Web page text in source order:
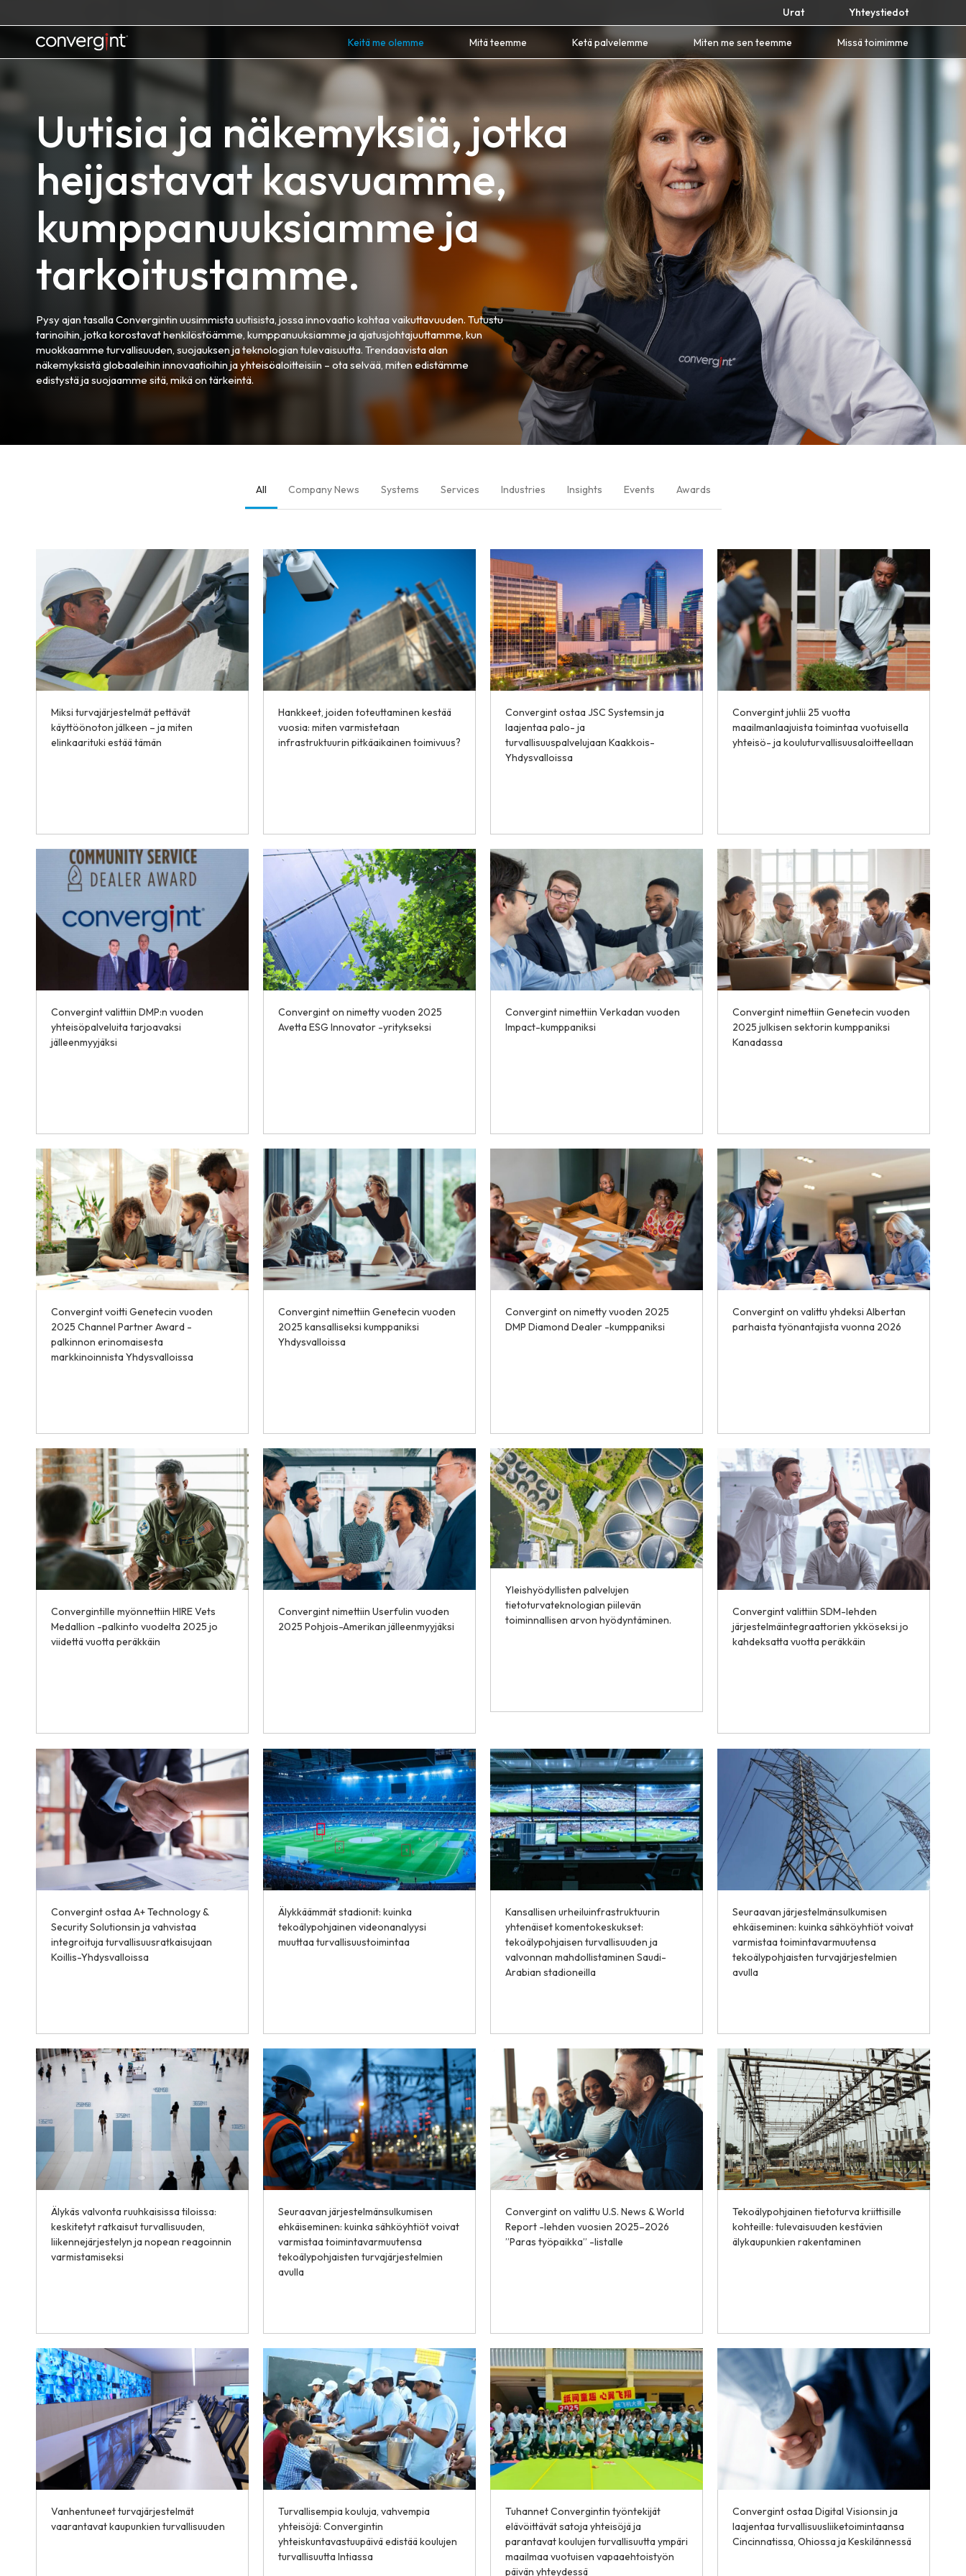
to
Urat Yhteystiedot
Home Keitä me olemme Mitä teemme Ketä palvelemme Miten me sen teemme Missä toimimme
Uutisia ja näkemyksiä, jotka
heijastavat kasvuamme,
kumppanuuksiamme ja
tarkoitustamme.
Pysy ajan tasalla Convergintin uusimmista uutisista, jossa innovaatio kohtaa vaikuttavuuden. Tutustu
tarinoihin, jotka korostavat henkilöstöämme, kumppanuuksiamme ja ajatusjohtajuuttamme, kun
muokkaamme turvallisuuden, suojauksen ja teknologian tulevaisuutta. Trendaavista alan
näkemyksistä globaaleihin innovaatioihin ja yhteisöaloitteisiin – ota selvää, miten edistämme
edistystä ja suojaamme sitä, mikä on tärkeintä.
All Company News Systems Services Industries Insights Events Awards
Miksi turvajärjestelmät pettävät
käyttöönoton jälkeen – ja miten
elinkaarituki estää tämän
Hankkeet, joiden toteuttaminen kestää
vuosia: miten varmistetaan
infrastruktuurin pitkäaikainen toimivuus?
Convergint ostaa JSC Systemsin ja
laajentaa palo- ja
turvallisuuspalvelujaan Kaakkois-
Yhdysvalloissa
Convergint juhlii 25 vuotta
maailmanlaajuista toimintaa vuotuisella
yhteisö- ja kouluturvallisuusaloitteellaan
Convergint valittiin DMP:n vuoden
yhteisöpalveluita tarjoavaksi
jälleenmyyjäksi
Convergint on nimetty vuoden 2025
Avetta ESG Innovator -yritykseksi
Convergint nimettiin Verkadan vuoden
Impact-kumppaniksi
Convergint nimettiin Genetecin vuoden
2025 julkisen sektorin kumppaniksi
Kanadassa
Convergint voitti Genetecin vuoden
2025 Channel Partner Award -
palkinnon erinomaisesta
markkinoinnista Yhdysvalloissa
Convergint nimettiin Genetecin vuoden
2025 kansalliseksi kumppaniksi
Yhdysvalloissa
Convergint on nimetty vuoden 2025
DMP Diamond Dealer -kumppaniksi
Convergint on valittu yhdeksi Albertan
parhaista työnantajista vuonna 2026
Convergintille myönnettiin HIRE Vets
Medallion -palkinto vuodelta 2025 jo
viidettä vuotta peräkkäin
Convergint nimettiin Userfulin vuoden
2025 Pohjois-Amerikan jälleenmyyjäksi
Yleishyödyllisten palvelujen
tietoturvateknologian piilevän
toiminnallisen arvon hyödyntäminen.
Convergint valittiin SDM-lehden
järjestelmäintegraattorien ykköseksi jo
kahdeksatta vuotta peräkkäin
Convergint ostaa A+ Technology &
Security Solutionsin ja vahvistaa
integroituja turvallisuusratkaisujaan
Koillis-Yhdysvalloissa
Älykkäämmät stadionit: kuinka
tekoälypohjainen videonanalyysi
muuttaa turvallisuustoimintaa
Kansallisen urheiluinfrastruktuurin
yhtenäiset komentokeskukset:
tekoälypohjaisen turvallisuuden ja
valvonnan mahdollistaminen Saudi-
Arabian stadioneilla
Seuraavan järjestelmänsulkumisen
ehkäiseminen: kuinka sähköyhtiöt voivat
varmistaa toimintavarmuutensa
tekoälypohjaisten turvajärjestelmien
avulla
Älykäs valvonta ruuhkaisissa tiloissa:
keskitetyt ratkaisut turvallisuuden,
liikennejärjestelyn ja nopean reagoinnin
varmistamiseksi
Seuraavan järjestelmänsulkumisen
ehkäiseminen: kuinka sähköyhtiöt voivat
varmistaa toimintavarmuutensa
tekoälypohjaisten turvajärjestelmien
avulla
Convergint on valittu U.S. News & World
Report -lehden vuosien 2025–2026
”Paras työpaikka” -listalle
Tekoälypohjainen tietoturva kriittisille
kohteille: tulevaisuuden kestävien
älykaupunkien rakentaminen
Vanhentuneet turvajärjestelmät
vaarantavat kaupunkien turvallisuuden
Turvallisempia kouluja, vahvempia
yhteisöjä: Convergintin
yhteiskuntavastuupäivä edistää koulujen
turvallisuutta Intiassa
Tuhannet Convergintin työntekijät
elävöittävät satoja yhteisöjä ja
parantavat koulujen turvallisuutta ympäri
maailmaa vuotuisen vapaaehtoistyön
päivän yhteydessä
Convergint ostaa Digital Visionsin ja
laajentaa turvallisuusliiketoimintaansa
Cincinnatissa, Ohiossa ja Keskilännessä